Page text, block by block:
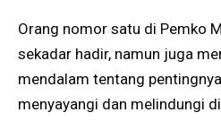
Orang nomor satu di Pemko
sekadar hadir, namun juga
mendalam tentang
menyayangi dan melindungi